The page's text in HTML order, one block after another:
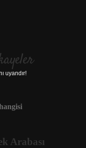
uyandır!
Arabası